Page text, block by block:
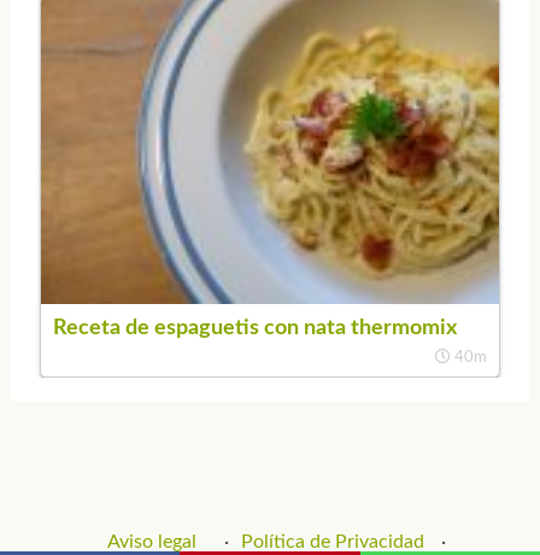
Receta de espaguetis con nata thermomix
40m
Aviso legal Política de Privacidad